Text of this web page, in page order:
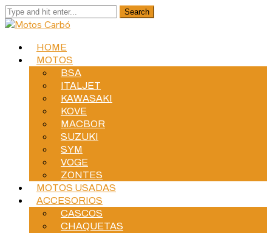
HOME
MOTOS
BSA
ITALJET
KAWASAKI
KOVE
MACBOR
SUZUKI
SYM
VOGE
ZONTES
MOTOS USADAS
ACCESORIOS
CASCOS
CHAQUETAS